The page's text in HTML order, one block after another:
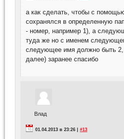
а как сделать, чтобы с
сохранялся в определенную
- номер, например 1), а
туда же но с именем
следующее имя должно быть
далее) заранее спасибо
Влад
01.04.2013 в 23:26 | #13